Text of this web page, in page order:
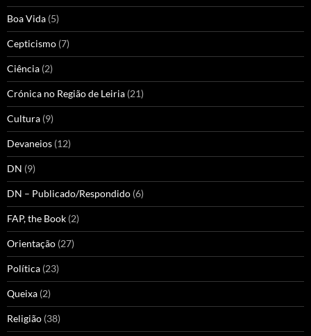
Boa Vida (5)
Cepticismo (7)
Ciência (2)
Crónica no Região de Leiria (21)
Cultura (9)
Devaneios (12)
DN (9)
DN – Publicado/Respondido (6)
FAP, the Book (2)
Orientação (27)
Política (23)
Queixa (2)
Religião (38)